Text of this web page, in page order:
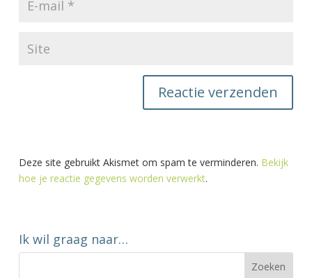
Deze site gebruikt Akismet om spam te verminderen. Bekijk
hoe je reactie gegevens worden verwerkt.
Ik wil graag naar…